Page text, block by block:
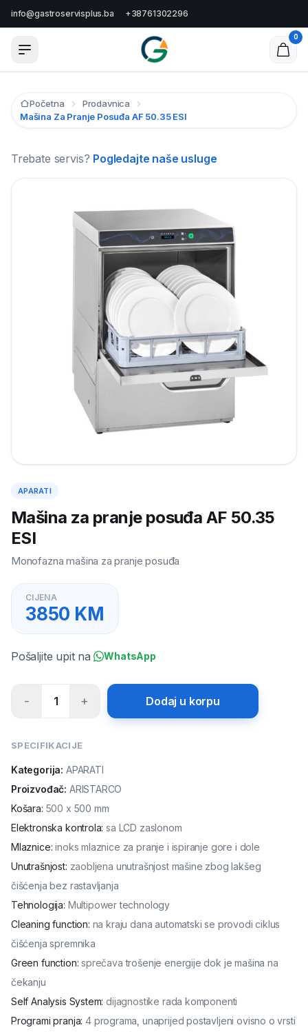
info@gastroservisplus.ba +38761302296
0
Početna
Prodavnica
Mašina Za Pranje Posuđa AF 50.35 ESI
Trebate servis? Pogledajte naše usluge
APARATI
Mašina za pranje posuđa AF 50.35
ESI
Monofazna mašina za pranje posuđa
CIJENA
3850 KM
Pošaljite upit na WhatsApp
- 1 + Dodaj u korpu
SPECIFIKACIJE
Kategorija: APARATI
Proizvođač: ARISTARCO
Košara: 500 x 500 mm
Elektronska kontrola: sa LCD zaslonom
Mlaznice: inoks mlaznice za pranje i ispiranje gore i dole
Unutrašnjost: zaobljena unutrašnjost mašine zbog lakšeg
čišćenja bez rastavljanja
Tehnologija: Multipowertechnology
Cleaning function: na kraju dana automatski se provodi ciklus
čišćenja spremnika
Green function: sprečava trošenje energije dok je mašina na
čekanju
Self Analysis System: dijagnostike rada komponenti
Programi pranja: 4programa, unaprijed postavljeni ovisno o vrsti